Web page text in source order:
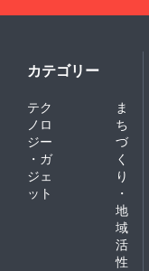
カテゴリー
テク
ノロ
ジー
・ガ
ジェ
ット
ま
ち
づ
く
り
・
地
域
活
性